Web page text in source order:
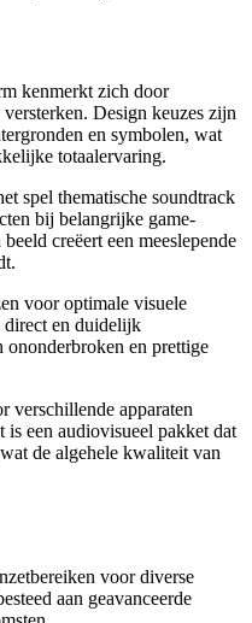
kenmerkt zich door
Design keuzes zijn
en symbolen, wat
totaalervaring.
spel thematische soundtrack
bij belangrijke game-
creëert een meeslepende
voor optimale visuele
direct en duidelijk
ononderbroken en prettige
verschillende apparaten
een audiovisueel pakket dat
de algehele kwaliteit van
voor diverse
aan geavanceerde